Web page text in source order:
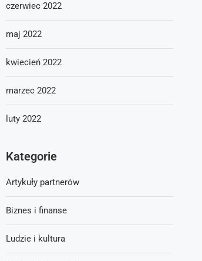
czerwiec 2022
maj 2022
kwiecień 2022
marzec 2022
luty 2022
Kategorie
Artykuły partnerów
Biznes i finanse
Ludzie i kultura